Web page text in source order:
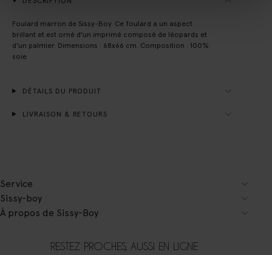
Foulard marron de Sissy-Boy. Ce foulard a un aspect
brillant et est orné d'un imprimé composé de léopards et
d'un palmier. Dimensions : 68x66 cm. Composition : 100%
soie.
DÉTAILS DU PRODUIT
LIVRAISON & RETOURS
Service
Sissy-boy
À propos de Sissy-Boy
RESTEZ PROCHES, AUSSI EN LIGNE